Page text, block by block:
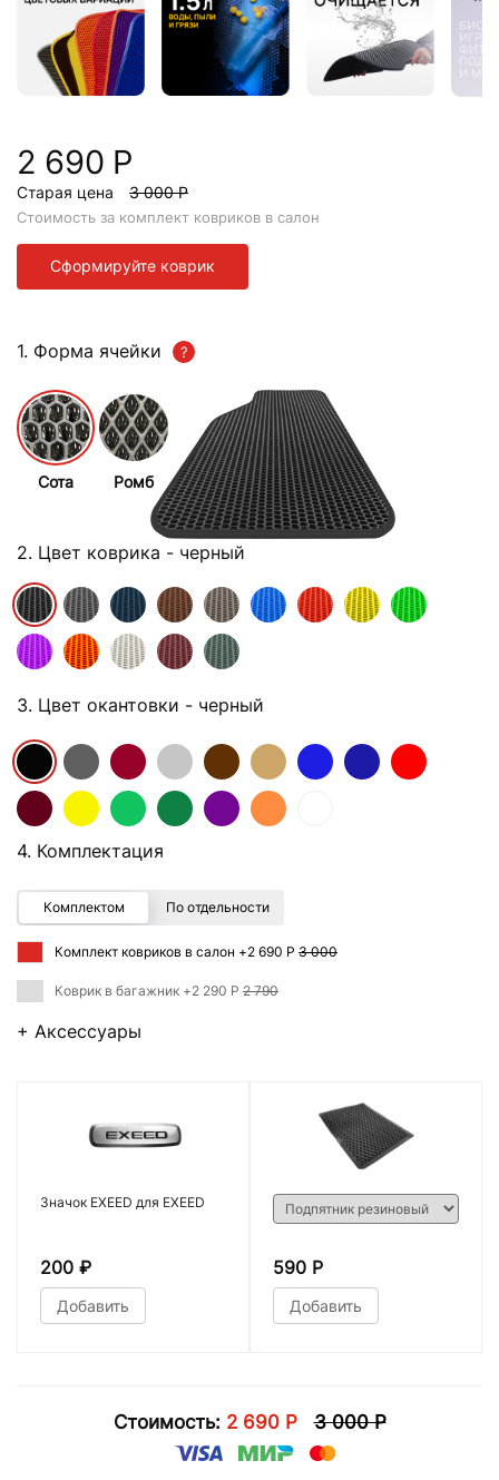
2 690 Р
Старая цена 3 000 Р
Стоимость за комплект ковриков в салон
Сформируйте коврик
1. Форма ячейки
Сота Ромб
2. Цвет коврика - черный
3. Цвет окантовки - черный
4. Комплектация
Комплектом По отдельности
Комплект ковриков в салон +2 690 Р 3 000
Коврик в багажник +2 290 Р 2 790
+ Аксессуары
Значок EXEED для EXEED
200 ₽
Добавить
590 Р
Добавить
Стоимость: 2 690 Р 3 000 Р